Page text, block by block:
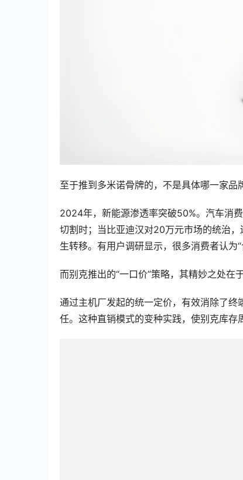
至于推到多米诺骨牌的，不是具体哪一家品
2024年，新能源渗透率突破50%。汽车消
切割时；当比亚迪汉对20万元市场的统治
生转移。有用户调研显示，很多消费者认为
而别克推出的“一口价”策略，其精妙之处在
通过主机厂发起的统一定价，有效消除了
任。这种直销模式的变种实践，使别克库存